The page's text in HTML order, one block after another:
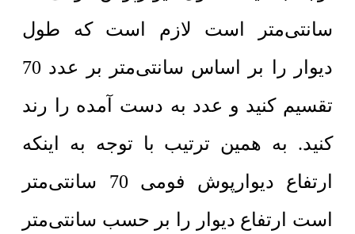
سانتی‌متر است لازم است که طول
دیوار را بر اساس سانتی‌متر بر عدد 70
تقسیم کنید و عدد به دست آمده را رند
کنید. به همین ترتیب با توجه به اینکه
ارتفاع دیوارپوش فومی 70 سانتی‌متر
است ارتفاع دیوار را بر حسب سانتی‌متر